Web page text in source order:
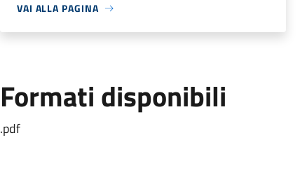
VAI ALLA PAGINA
Formati disponibili
.pdf